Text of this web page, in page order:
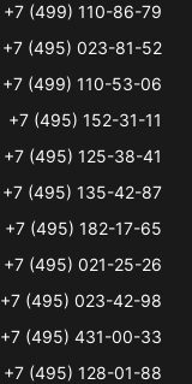
+7 (499) 110-86-79
+7 (495) 023-81-52
+7 (499) 110-53-06
+7 (495) 152-31-11
+7 (495) 125-38-41
+7 (495) 135-42-87
+7 (495) 182-17-65
+7 (495) 021-25-26
+7 (495) 023-42-98
+7 (495) 431-00-33
+7 (495) 128-01-88